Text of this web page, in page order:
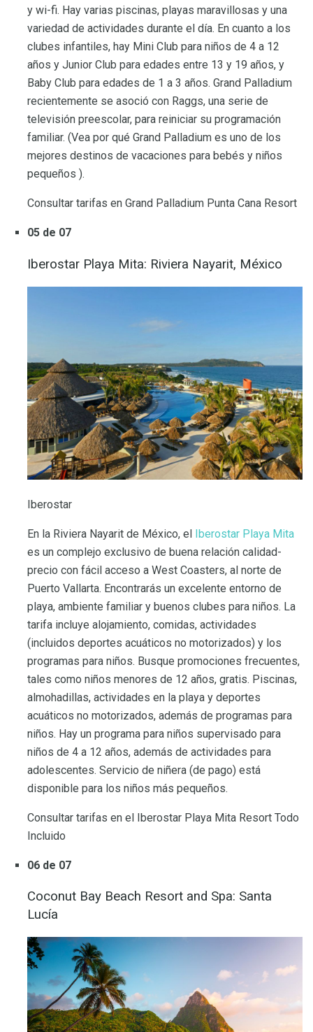
y wi-fi. Hay varias piscinas, playas maravillosas y una
variedad de actividades durante el día. En cuanto a los
clubes infantiles, hay Mini Club para niños de 4 a 12
años y Junior Club para edades entre 13 y 19 años, y
Baby Club para edades de 1 a 3 años. Grand Palladium
recientemente se asoció con Raggs, una serie de
televisión preescolar, para reiniciar su programación
familiar. (Vea por qué Grand Palladium es uno de los
mejores destinos de vacaciones para bebés y niños
pequeños ).
Consultar tarifas en Grand Palladium Punta Cana Resort
05 de 07
Iberostar Playa Mita: Riviera Nayarit, México
Iberostar
En la Riviera Nayarit de México, el Iberostar Playa Mita
es un complejo exclusivo de buena relación calidad-
precio con fácil acceso a West Coasters, al norte de
Puerto Vallarta. Encontrarás un excelente entorno de
playa, ambiente familiar y buenos clubes para niños. La
tarifa incluye alojamiento, comidas, actividades
(incluidos deportes acuáticos no motorizados) y los
programas para niños. Busque promociones frecuentes,
tales como niños menores de 12 años, gratis. Piscinas,
almohadillas, actividades en la playa y deportes
acuáticos no motorizados, además de programas para
niños. Hay un programa para niños supervisado para
niños de 4 a 12 años, además de actividades para
adolescentes. Servicio de niñera (de pago) está
disponible para los niños más pequeños.
Consultar tarifas en el Iberostar Playa Mita Resort Todo
Incluido
06 de 07
Coconut Bay Beach Resort and Spa: Santa
Lucía